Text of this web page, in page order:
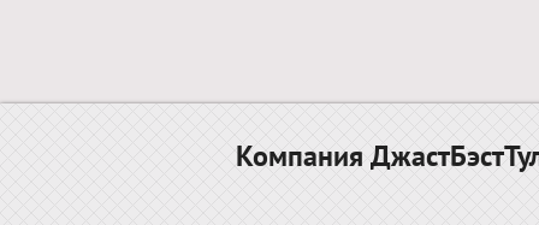
Компания